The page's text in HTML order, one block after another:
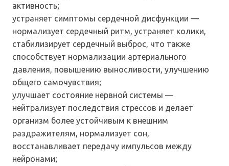
активность;
устраняет симптомы сердечной дисфункции —
нормализует сердечный ритм, устраняет колики,
стабилизирует сердечный выброс, что также
способствует нормализации артериального
давления, повышению выносливости, улучшению
общего самочувствия;
улучшает состояние нервной системы —
нейтрализует последствия стрессов и делает
организм более устойчивым к внешним
раздражителям, нормализует сон,
восстанавливает передачу импульсов между
нейронами;